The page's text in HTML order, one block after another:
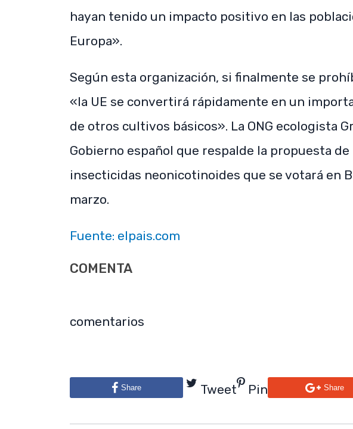
hayan tenido un impacto positivo en las
Europa».
Según esta organización, si finalmente se
«la UE se convertirá rápidamente en un
de otros cultivos básicos». La ONG ecologista
Gobierno español que respalde la propuesta
insecticidas neonicotinoides que se votará en
marzo.
Fuente: elpais.com
COMENTA
comentarios
Share Tweet Pin Share